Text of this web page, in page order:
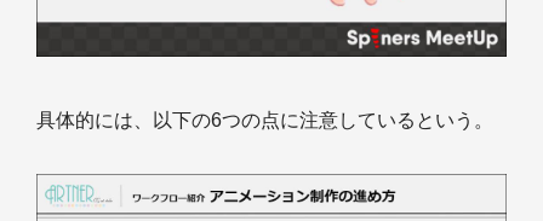
具体的には、以下の6つの点に注意しているという。